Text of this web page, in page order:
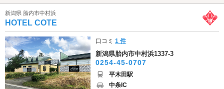
新潟県 胎内市中村浜
HOTEL COTE
口コミ1 件
新潟県胎内市中村浜1337-3
0254-45-0707
平木田駅
中条IC